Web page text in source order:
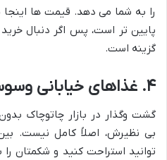
را به شما می دهد. قیمت ها اینجا
پایین تر است، پس اگر دنبال
گزینه است.
۴. غذاهای خیابانی وسوسه انگیز
گشت وگذار در بازار چاتوچاک
بی نظیرش، اصلاً کامل نیست.
توانید استراحت کنید و شکمتان